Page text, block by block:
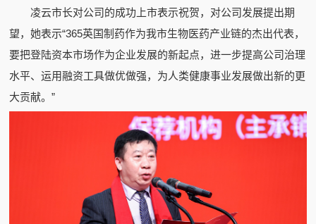
凌云市长对公司的成功上市表示祝贺，对公司发展提出期
望，她表示“365英国制药作为我市生物医药产业链的杰出代表，
要把登陆资本市场作为企业发展的新起点，进一步提高公司治理
水平、运用融资工具做优做强，为人类健康事业发展做出新的更
大贡献。”